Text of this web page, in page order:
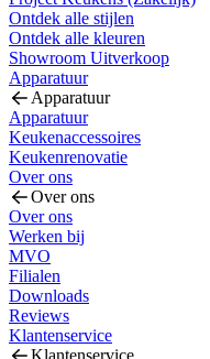
Ontdek alle stijlen
Ontdek alle kleuren
Showroom Uitverkoop
Apparatuur
Apparatuur
Apparatuur
Keukenaccessoires
Keukenrenovatie
Over ons
Over ons
Over ons
Werken bij
MVO
Filialen
Downloads
Reviews
Klantenservice
Klantenservice